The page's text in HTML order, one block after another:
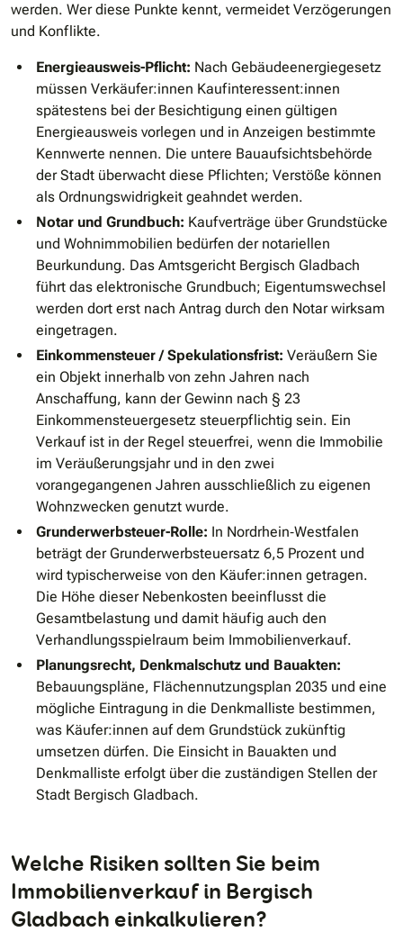
werden. Wer diese Punkte kennt, vermeidet Verzögerungen
und Konflikte.
Energieausweis-Pflicht: Nach Gebäudeenergiegesetz
müssen Verkäufer:innen Kaufinteressent:innen
spätestens bei der Besichtigung einen gültigen
Energieausweis vorlegen und in Anzeigen bestimmte
Kennwerte nennen. Die untere Bauaufsichtsbehörde
der Stadt überwacht diese Pflichten; Verstöße können
als Ordnungswidrigkeit geahndet werden.
Notar und Grundbuch: Kaufverträge über Grundstücke
und Wohnimmobilien bedürfen der notariellen
Beurkundung. Das Amtsgericht Bergisch Gladbach
führt das elektronische Grundbuch; Eigentumswechsel
werden dort erst nach Antrag durch den Notar wirksam
eingetragen.
Einkommensteuer / Spekulationsfrist: Veräußern Sie
ein Objekt innerhalb von zehn Jahren nach
Anschaffung, kann der Gewinn nach § 23
Einkommensteuergesetz steuerpflichtig sein. Ein
Verkauf ist in der Regel steuerfrei, wenn die Immobilie
im Veräußerungsjahr und in den zwei
vorangegangenen Jahren ausschließlich zu eigenen
Wohnzwecken genutzt wurde.
Grunderwerbsteuer-Rolle: In Nordrhein‐Westfalen
beträgt der Grunderwerbsteuersatz 6,5 Prozent und
wird typischerweise von den Käufer:innen getragen.
Die Höhe dieser Nebenkosten beeinflusst die
Gesamtbelastung und damit häufig auch den
Verhandlungsspielraum beim Immobilienverkauf.
Planungsrecht, Denkmalschutz und Bauakten:
Bebauungspläne, Flächennutzungsplan 2035 und eine
mögliche Eintragung in die Denkmalliste bestimmen,
was Käufer:innen auf dem Grundstück zukünftig
umsetzen dürfen. Die Einsicht in Bauakten und
Denkmalliste erfolgt über die zuständigen Stellen der
Stadt Bergisch Gladbach.
Welche Risiken sollten Sie beim
Immobilienverkauf in Bergisch
Gladbach einkalkulieren?